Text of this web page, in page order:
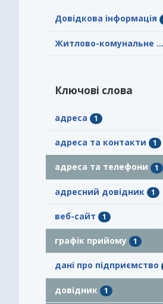
Довідкова інформація
Житлово-комунальне ...
Ключові слова
адреса 1
адреса та контакти 1
адреса та телефони 1
адресний довідник 1
веб-сайт 1
графік прийому 1
дані про підприємство
довідник 1